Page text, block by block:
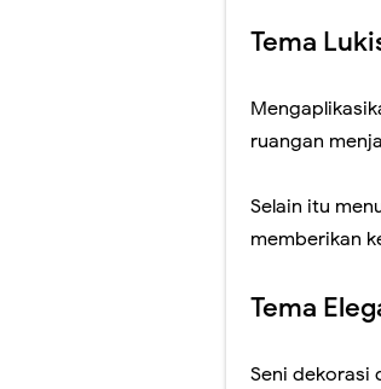
Tema
ruangan
Selain itu
memberikan
Tema
Seni dekorasi